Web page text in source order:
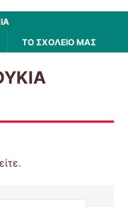
ΤΟ ΣΧΟΛΕΙΟ ΜΑΣ
.